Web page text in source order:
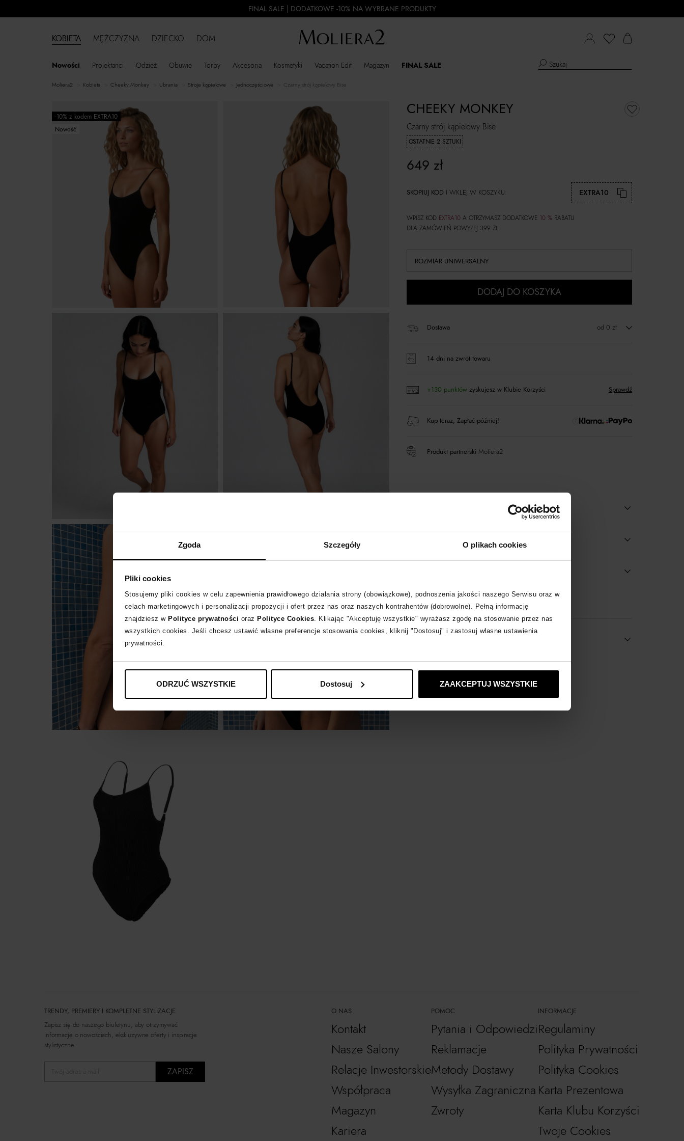
Zgoda Szczegóły O plikach cookies
Pliki cookies
Stosujemy pliki cookies w celu zapewnienia prawidłowego działania strony (obowiązkowe), podnoszenia jakości naszego Serwisu oraz w
celach marketingowych i personalizacji propozycji i ofert przez nas oraz naszych kontrahentów (dobrowolne). Pełną informację
znajdziesz w Polityce prywatności oraz Polityce Cookies. Klikając "Akceptuję wszystkie" wyrażasz zgodę na stosowanie przez nas
wszystkich cookies. Jeśli chcesz ustawić własne preferencje stosowania cookies, kliknij "Dostosuj" i zastosuj własne ustawienia
prywatności.
ODRZUĆ WSZYSTKIE Dostosuj ZAAKCEPTUJ WSZYSTKIE
FINAL SALE | DODATKOWE -10% NA WYBRANE PRODUKTY
KOBIETA
Nowości Projektanci Odzież Obuwie Torby Akcesoria Kosmetyki Vacation Edit Magazyn FINAL SALE
MĘŻCZYZNA DZIECKO DOM
moliera2 kobieta Cheeky Monkey ubrania stroje kąpielowe jednoczęściowe Czarny strój kąpielowy Bise
-10% z kodem EXTRA10
Nowość
Czarny strój kąpielowy Bise
OSTATNIE 2 SZTUKI
CHEEKY MONKEY
649 zł
SKOPIUJ KOD I WKLEJ W KOSZYKU: EXTRA10
WPISZ KOD EXTRA10A OTRZYMASZ DODATKOWE 10 % RABATU
DLA ZAMÓWIEŃ POWYŻEJ 399 ZŁ
ROZMIAR UNIWERSALNY
DODAJ DO KOSZYKA
Dostawa od 0 zł
14 dni na zwrot towaru
+130 punktówzyskujesz w Klubie Korzyści Sprawdź
Kup teraz, Zapłać później!
Produkt partnerski Moliera2
Produkt dostępny wyłącznie online
Odpowiedzialność za produkt
CHEEKY MONKEYzobacz inne produkty
TRENDY, PREMIERY I KOMPLETNE STYLIZACJE
Zapisz się do naszego biuletynu, aby otrzymywać
informacje o nowościach, ekskluzywne oferty i inspiracje
stylistyczne.
ZAPISZ
O NAS
Kontakt
Nasze Salony
Relacje Inwestorskie
Współpraca
Magazyn
Kariera
POMOC
Pytania i Odpowiedzi
Reklamacje
Metody Dostawy
Wysyłka Zagraniczna
Zwroty
INFORMACJE
Regulaminy
Polityka Prywatności
Polityka Cookies
Karta Prezentowa
Karta Klubu Korzyści
Twoje Cookies